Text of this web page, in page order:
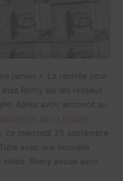
jamais ». La rentrée pour
Romy sur les réseaux
Après avoir annoncé au
, ce mercredi 25 septembre
avec une nouvelle
Romy avoue avoir